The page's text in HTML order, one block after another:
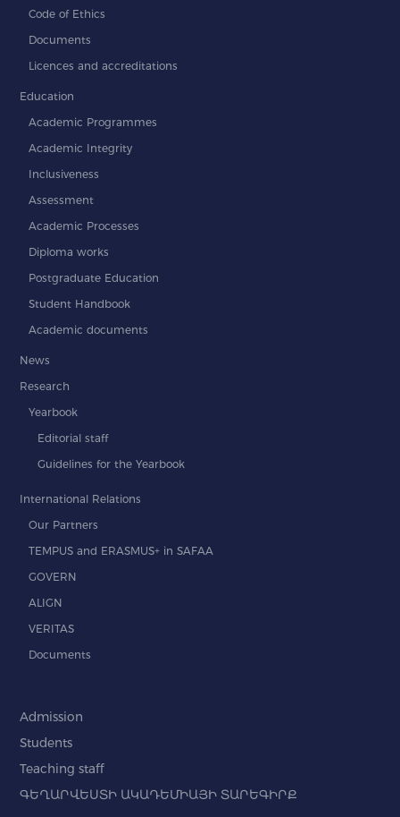
Code of Ethics
Documents
Licences and accreditations
Education
Academic Programmes
Academic Integrity
Inclusiveness
Assessment
Academic Processes
Diploma works
Postgraduate Education
Student Handbook
Academic documents
News
Research
Yearbook
Editorial staff
Guidelines for the Yearbook
International Relations
Our Partners
TEMPUS and ERASMUS+ in SAFAA
GOVERN
ALIGN
VERITAS
Documents
Admission
Students
Teaching staff
ԳԵՂԱՐՎԵՍՏԻ ԱԿԱԴԵՄԻԱՅԻ ՏԱՐԵԳԻՐՔ